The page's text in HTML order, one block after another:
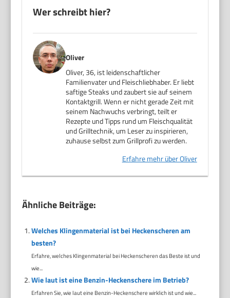
Wer schreibt hier?
Oliver
Oliver, 36, ist leidenschaftlicher
Familienvater und Fleischliebhaber. Er liebt
saftige Steaks und zaubert sie auf seinem
Kontaktgrill. Wenn er nicht gerade Zeit mit
seinem Nachwuchs verbringt, teilt er
Rezepte und Tipps rund um Fleischqualität
und Grilltechnik, um Leser zu inspirieren,
zuhause selbst zum Grillprofi zu werden.
Erfahre mehr über Oliver
Ähnliche Beiträge:
Welches Klingenmaterial ist bei Heckenscheren am
besten?
Erfahre, welches Klingenmaterial bei Heckenscheren das Beste ist und
wie...
Wie laut ist eine Benzin-Heckenschere im Betrieb?
Erfahren Sie, wie laut eine Benzin-Heckenschere wirklich ist und wie...